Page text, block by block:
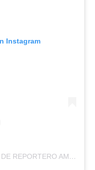
Instagram
UNA PUBLICACIÓN COMPARTIDA DE REPORTERO AMBULANTE (@REPORTEROAMBULANTE)